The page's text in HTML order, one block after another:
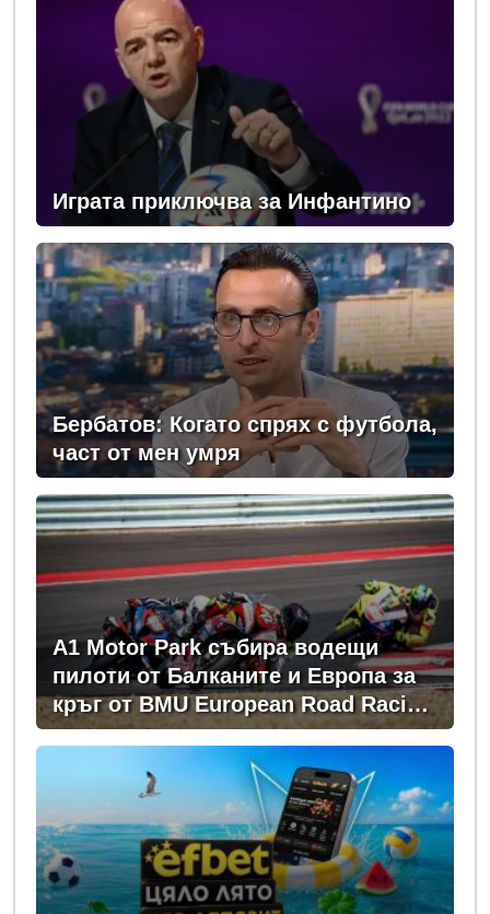
Играта приключва за Инфантино
Бербатов: Когато спрях с футбола,
част от мен умря
A1 Motor Park събира водещи
пилоти от Балканите и Европа за
кръг от BMU European Road Racing
Championship 2026